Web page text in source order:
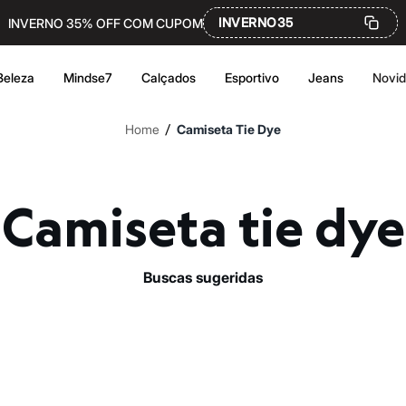
INVERNO 35% OFF COM CUPOM INVERNO35
Mindse7 Calçados Esportivo Jeans
Home / Camiseta Tie Dye
Camiseta tie dye
buscas sugeridas